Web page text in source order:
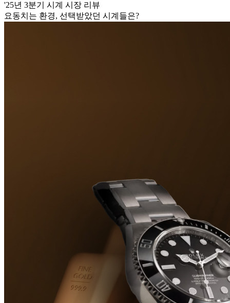
'25년 3분기 시계 시장 리뷰
요동치는 환경, 선택받았던 시계들은?